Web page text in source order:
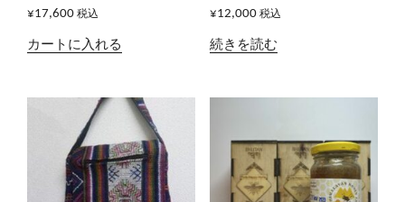
5段階で
3.83の
¥17,600 税込
カートに入れる
5段階で
5.00の評価
¥12,000 税込
続きを読む